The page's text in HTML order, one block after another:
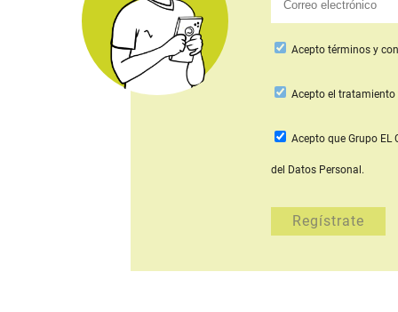
Acepto términos y
Aceptoel tratamiento
Acepto que Grupo EL
del Datos Personal.